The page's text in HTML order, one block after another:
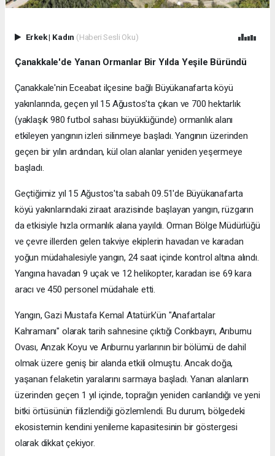
Erkek| Kadın (Haberi Sesli Oku)
Çanakkale'de Yanan Ormanlar Bir Yılda Yeşile Büründü
Çanakkale'nin Eceabat ilçesine bağlı Büyükanafarta köyü
yakınlarında, geçen yıl 15 Ağustos'ta çıkan ve 700 hektarlık
(yaklaşık 980 futbol sahası büyüklüğünde) ormanlık alanı
etkileyen yangının izleri silinmeye başladı. Yangının üzerinden
geçen bir yılın ardından, kül olan alanlar yeniden yeşermeye
başladı.
Geçtiğimiz yıl 15 Ağustos'ta sabah 09.51'de Büyükanafarta
köyü yakınlarındaki ziraat arazisinde başlayan yangın, rüzgarın
da etkisiyle hızla ormanlık alana yayıldı. Orman Bölge Müdürlüğü
ve çevre illerden gelen takviye ekiplerin havadan ve karadan
yoğun müdahalesiyle yangın, 24 saat içinde kontrol altına alındı.
Yangına havadan 9 uçak ve 12 helikopter, karadan ise 69 kara
aracı ve 450 personel müdahale etti.
Yangın, Gazi Mustafa Kemal Atatürk'ün "Anafartalar
Kahramanı" olarak tarih sahnesine çıktığı Conkbayırı, Arıburnu
Ovası, Anzak Koyu ve Arıburnu yarlarının bir bölümü de dahil
olmak üzere geniş bir alanda etkili olmuştu. Ancak doğa,
yaşanan felaketin yaralarını sarmaya başladı. Yanan alanların
üzerinden geçen 1 yıl içinde, toprağın yeniden canlandığı ve yeni
bitki örtüsünün filizlendiği gözlemlendi. Bu durum, bölgedeki
ekosistemin kendini yenileme kapasitesinin bir göstergesi
olarak dikkat çekiyor.